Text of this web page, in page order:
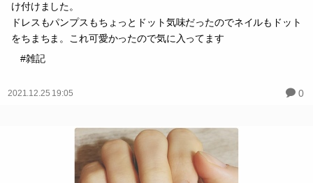
け付けました。
ドレスもパンプスもちょっとドット気味だったのでネイルもドット
をちまちま。これ可愛かったので気に入ってます
#雑記
2021.12.25 19:05 0